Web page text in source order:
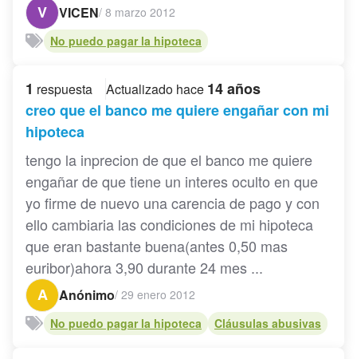
V VICEN/ 8 marzo 2012
No puedo pagar la hipoteca
1 respuesta Actualizado hace 14 años
creo que el banco me quiere engañar con mi
hipoteca
tengo la inprecion de que el banco me quiere
engañar de que tiene un interes oculto en que
yo firme de nuevo una carencia de pago y con
ello cambiaria las condiciones de mi hipoteca
que eran bastante buena(antes 0,50 mas
euribor)ahora 3,90 durante 24 mes ...
A
Anónimo/ 29 enero 2012
No puedo pagar la hipoteca
Cláusulas abusivas